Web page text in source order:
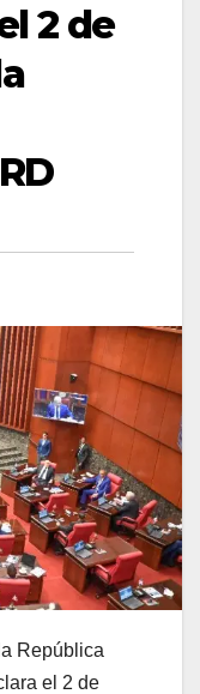
2 de
República
el 2 de